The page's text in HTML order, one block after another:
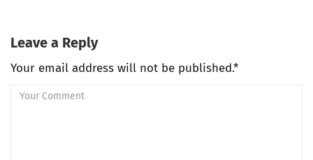
Leave a Reply
Your email address will not be published.*